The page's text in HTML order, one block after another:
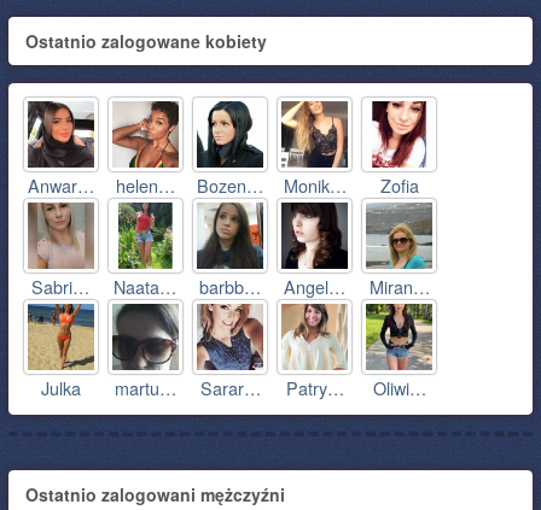
Ostatnio zalogowane kobiety
Anwar… helen… Bozen… Monik… Zofia
Sabri… Naata… barbb… Angel… Miran…
Julka martu… Sarar… Patry… Oliwi…
Ostatnio zalogowani mężczyźni